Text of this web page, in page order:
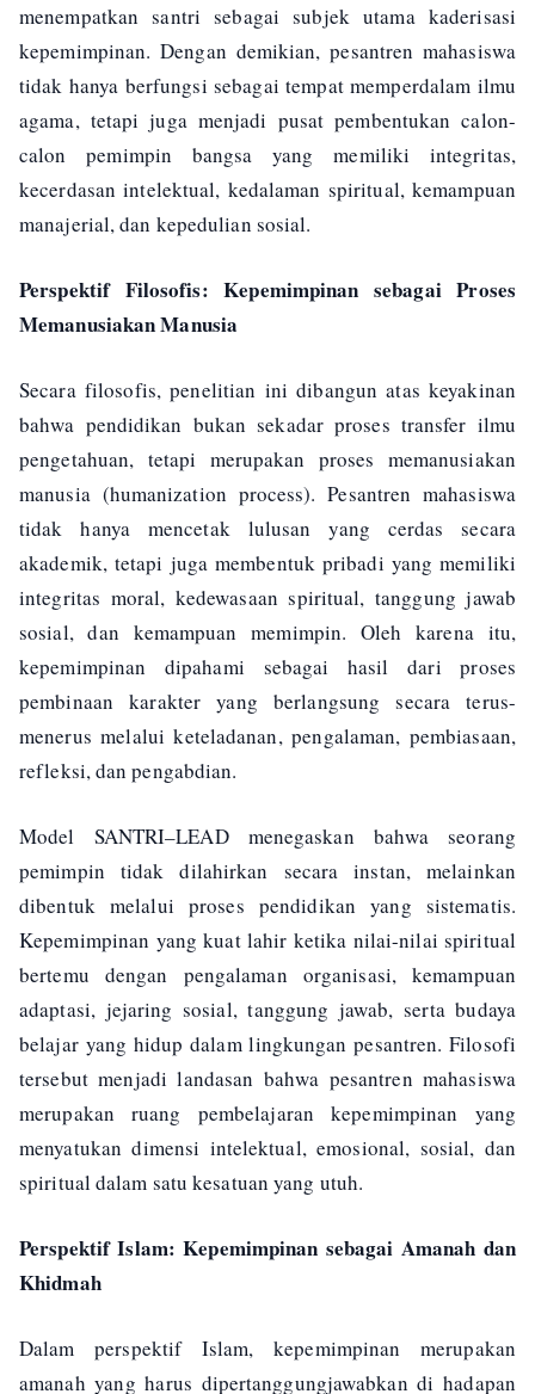
menempatkan santri sebagai subjek utama kaderisasi
kepemimpinan. Dengan demikian, pesantren mahasiswa
tidak hanya berfungsi sebagai tempat memperdalam ilmu
agama, tetapi juga menjadi pusat pembentukan calon-
calon pemimpin bangsa yang memiliki integritas,
kecerdasan intelektual, kedalaman spiritual, kemampuan
manajerial, dan kepedulian sosial.
Perspektif Filosofis: Kepemimpinan sebagai Proses
Memanusiakan Manusia
Secara filosofis, penelitian ini dibangun atas keyakinan
bahwa pendidikan bukan sekadar proses transfer ilmu
pengetahuan, tetapi merupakan proses memanusiakan
manusia (humanization process). Pesantren mahasiswa
tidak hanya mencetak lulusan yang cerdas secara
akademik, tetapi juga membentuk pribadi yang memiliki
integritas moral, kedewasaan spiritual, tanggung jawab
sosial, dan kemampuan memimpin. Oleh karena itu,
kepemimpinan dipahami sebagai hasil dari proses
pembinaan karakter yang berlangsung secara terus-
menerus melalui keteladanan, pengalaman, pembiasaan,
refleksi, dan pengabdian.
Model SANTRI–LEAD menegaskan bahwa seorang
pemimpin tidak dilahirkan secara instan, melainkan
dibentuk melalui proses pendidikan yang sistematis.
Kepemimpinan yang kuat lahir ketika nilai-nilai spiritual
bertemu dengan pengalaman organisasi, kemampuan
adaptasi, jejaring sosial, tanggung jawab, serta budaya
belajar yang hidup dalam lingkungan pesantren. Filosofi
tersebut menjadi landasan bahwa pesantren mahasiswa
merupakan ruang pembelajaran kepemimpinan yang
menyatukan dimensi intelektual, emosional, sosial, dan
spiritual dalam satu kesatuan yang utuh.
Perspektif Islam: Kepemimpinan sebagai Amanah dan
Khidmah
Dalam perspektif Islam, kepemimpinan merupakan
amanah yang harus dipertanggungjawabkan di hadapan